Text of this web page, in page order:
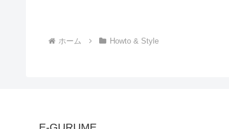
ホーム Howto & Style